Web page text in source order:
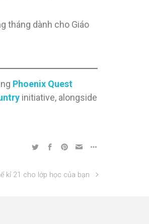
tháng dành cho Giáo
Phoenix Quest
initiative, alongside
kỉ 21 cho lớp học của bạn